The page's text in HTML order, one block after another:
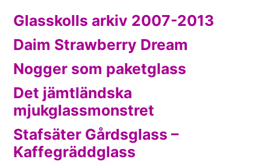
Glasskolls arkiv 2007-2013
Daim Strawberry Dream
Nogger som paketglass
Det jämtländska
mjukglassmonstret
Stafsäter Gårdsglass –
Kaffegräddglass